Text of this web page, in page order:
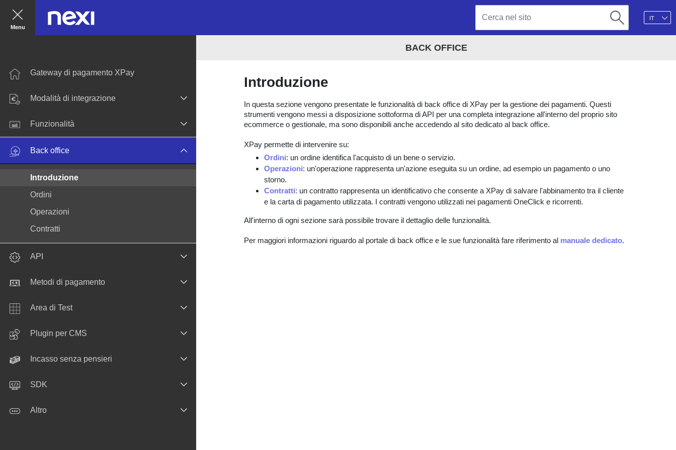
Menu
IT
Gateway di pagamento XPay
Modalità di integrazione
Funzionalità
Back office
Introduzione
Ordini
Operazioni
Contratti
API
Metodi di pagamento
Area di Test
Plugin per CMS
Incasso senza pensieri
SDK
Altro
BACK OFFICE
Introduzione
In questa sezione vengono presentate le funzionalità di back office di XPay per la gestione dei pagamenti. Questi
strumenti vengono messi a disposizione sottoforma di API per una completa integrazione all'interno del proprio sito
ecommerce o gestionale, ma sono disponibili anche accedendo al sito dedicato al back office.
XPay permette di intervenire su:
Ordini: un ordine identifica l'acquisto di un bene o servizio.
Operazioni: un'operazione rappresenta un'azione eseguita su un ordine, ad esempio un pagamento o uno
storno.
Contratti: un contratto rappresenta un identificativo che consente a XPay di salvare l'abbinamento tra il cliente
e la carta di pagamento utilizzata. I contratti vengono utilizzati nei pagamenti OneClick e ricorrenti.
All'interno di ogni sezione sarà possibile trovare il dettaglio delle funzionalità.
Per maggiori informazioni riguardo al portale di back office e le sue funzionalità fare riferimento al manuale dedicato.